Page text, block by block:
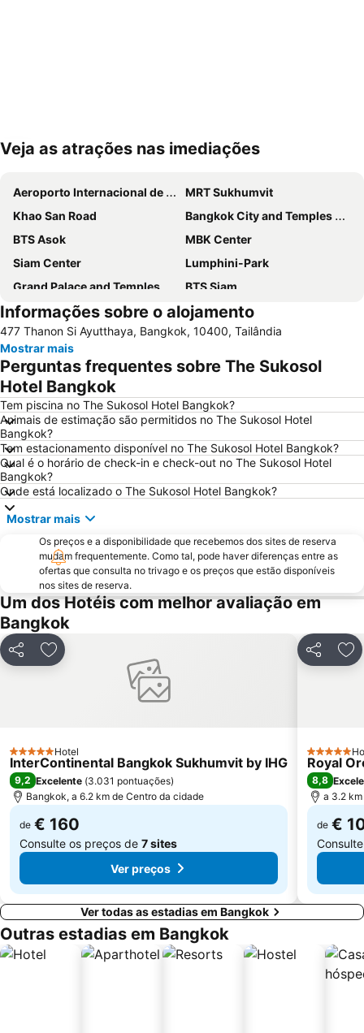
Ampliar mapa
Veja as atrações nas imediações
Aeroporto Internacional de Suvarnabhumi
MRT Sukhumvit
Khao San Road
Bangkok City and Temples Tour
BTS Asok
MBK Center
Siam Center
Lumphini-Park
Grand Palace and Temples and City Tour
BTS Siam
BTS Phaya Thai
The Platinum Fashion
BTS Nana
Yaowarat
Bangkok's Grand Palace Complex and Wat Phra Kaew
Aeroporto Don Mueang
Central World Plaza
Grande Palácio Phra Borom
Chatuchak Market
Wat Arun
Chao Phraya River and Bangkok Waterways Cruise including Wat Arun
BTS Ratchathewi
BTS Ekkamai
MRT Bang Rak Yai
BTS Ari
MRT Si Lom
Ramkhamhaeng
THAILAND INTERNATIONAL MOTOR EXPO
MRT Thailand Cultural Centre
Bangkok Port
BTS Bang Wa
Baiyoke Tower II
Siam Paragon
BTS Ratchadamri
Monte Dourado Wat Saket
MOLDEX
Sugar Asia
Informações sobre o alojamento
477 Thanon Si Ayutthaya, Bangkok, 10400, Tailândia
Mostrar mais
Perguntas frequentes sobre The Sukosol
Hotel Bangkok
Tem piscina no The Sukosol Hotel Bangkok?
Animais de estimação são permitidos no The Sukosol Hotel
Bangkok?
Tem estacionamento disponível no The Sukosol Hotel Bangkok?
Qual é o horário de check-in e check-out no The Sukosol Hotel
Bangkok?
Onde está localizado o The Sukosol Hotel Bangkok?
Mostrar mais
Os preços e a disponibilidade que recebemos dos sites de reserva
mudam frequentemente. Como tal, pode haver diferenças entre as
ofertas que consulta no trivago e os preços que estão disponíveis
nos sites de reserva.
Um dos Hotéis com melhor avaliação em
Bangkok
PartilharAdicionar aos favoritos
5 EstrelasHotel
InterContinental Bangkok Sukhumvit by IHG
9,2 Excelente (3.031 pontuações)
Bangkok, a 6.2 km de Centro da cidade
de € 160
Consulte os preços de 7 sites
Ver preços
Partilhar
5 Estrelas
Royal
8,8
a 3.2
de €
Ver todas as estadias em Bangkok
Outras estadias em Bangkok